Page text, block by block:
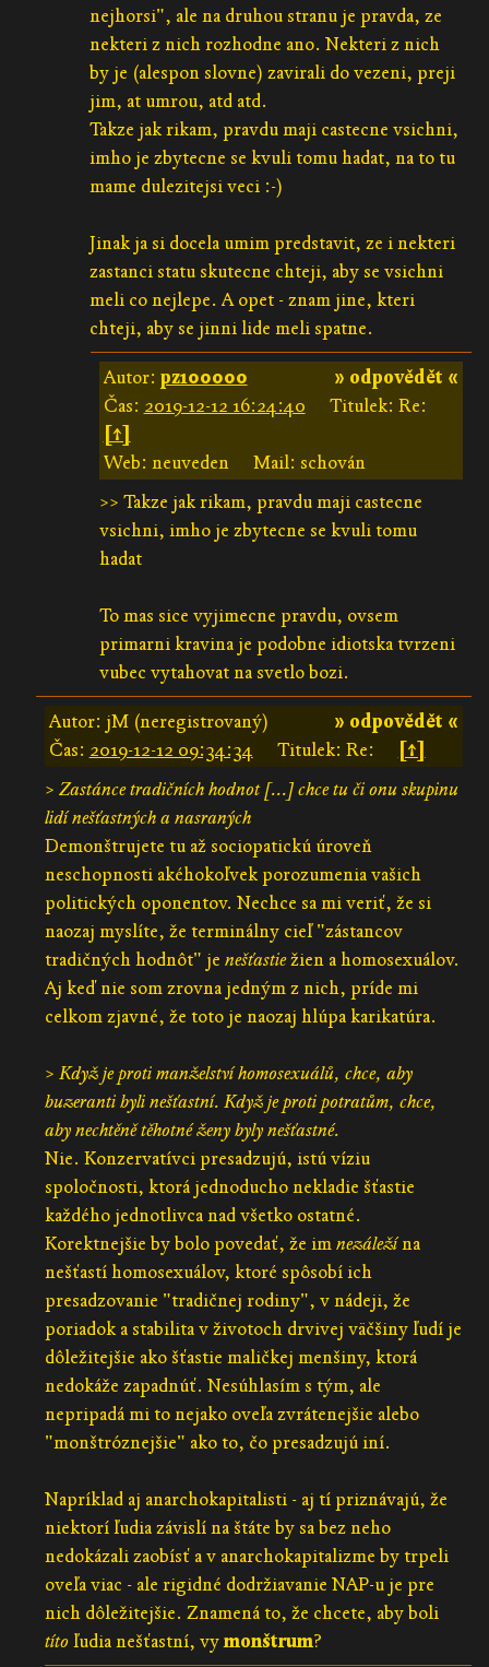
nejhorsi", ale na druhou stranu je pravda, ze
nekteri z nich rozhodne ano. Nekteri z nich
by je (alespon slovne) zavirali do vezeni, preji
jim, at umrou, atd atd.
Takze jak rikam, pravdu maji castecne vsichni,
imho je zbytecne se kvuli tomu hadat, na to tu
mame dulezitejsi veci :-)
Jinak ja si docela umim predstavit, ze i nekteri
zastanci statu skutecne chteji, aby se vsichni
meli co nejlepe. A opet - znam jine, kteri
chteji, aby se jinni lide meli spatne.
» odpovědět «
Autor: pz100000
Čas: 2019-12-12 16:24:40
Titulek: Re:
[↑]
Web: neuveden
Mail: schován
>> Takze jak rikam, pravdu maji castecne
vsichni, imho je zbytecne se kvuli tomu
hadat
To mas sice vyjimecne pravdu, ovsem
primarni kravina je podobne idiotska tvrzeni
vubec vytahovat na svetlo bozi.
» odpovědět «
Autor: jM (neregistrovaný)
Čas: 2019-12-12 09:34:34 Titulek: Re:
[↑]
> Zastánce tradičních hodnot [...] chce tu či onu skupinu
lidí nešťastných a nasraných
Demonštrujete tu až sociopatickú úroveň
neschopnosti akéhokoľvek porozumenia vašich
politických oponentov. Nechce sa mi veriť, že si
naozaj myslíte, že terminálny cieľ "zástancov
tradičných hodnôt" je nešťastiežien a homosexuálov.
Aj keď nie som zrovna jedným z nich, príde mi
celkom zjavné, že toto je naozaj hlúpa karikatúra.
> Když je proti manželství homosexuálů, chce, aby
buzeranti byli nešťastní. Když je proti potratům, chce,
aby nechtěně těhotné ženy byly nešťastné.
Nie. Konzervatívci presadzujú, istú víziu
spoločnosti, ktorá jednoducho nekladie šťastie
každého jednotlivca nad všetko ostatné.
Korektnejšie by bolo povedať, že imnezáležína
nešťastí homosexuálov, ktoré spôsobí ich
presadzovanie "tradičnej rodiny", v nádeji, že
poriadok a stabilita v životoch drvivej väčšiny ľudí je
dôležitejšie ako šťastie maličkej menšiny, ktorá
nedokáže zapadnúť. Nesúhlasím s tým, ale
nepripadá mi to nejako oveľa zvrátenejšie alebo
"monštróznejšie" ako to, čo presadzujú iní.
Napríklad aj anarchokapitalisti - aj tí priznávajú, že
niektorí ľudia závislí na štáte by sa bez neho
nedokázali zaobísť a v anarchokapitalizme by trpeli
oveľa viac - ale rigidné dodržiavanie NAP-u je pre
nich dôležitejšie. Znamená to, že chcete, aby boli
títoľudia nešťastní, vymonštrum?